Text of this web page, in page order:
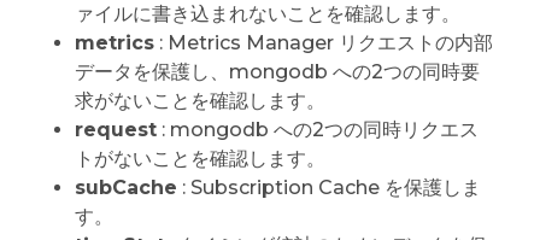
ァイルに書き込まれないことを確認します。
metrics: Metrics Manager リクエストの内部
データを保護し、mongodb への2つの同時要
求がないことを確認します。
request: mongodb への2つの同時リクエス
トがないことを確認します。
subCache : Subscription Cache を保護しま
す。